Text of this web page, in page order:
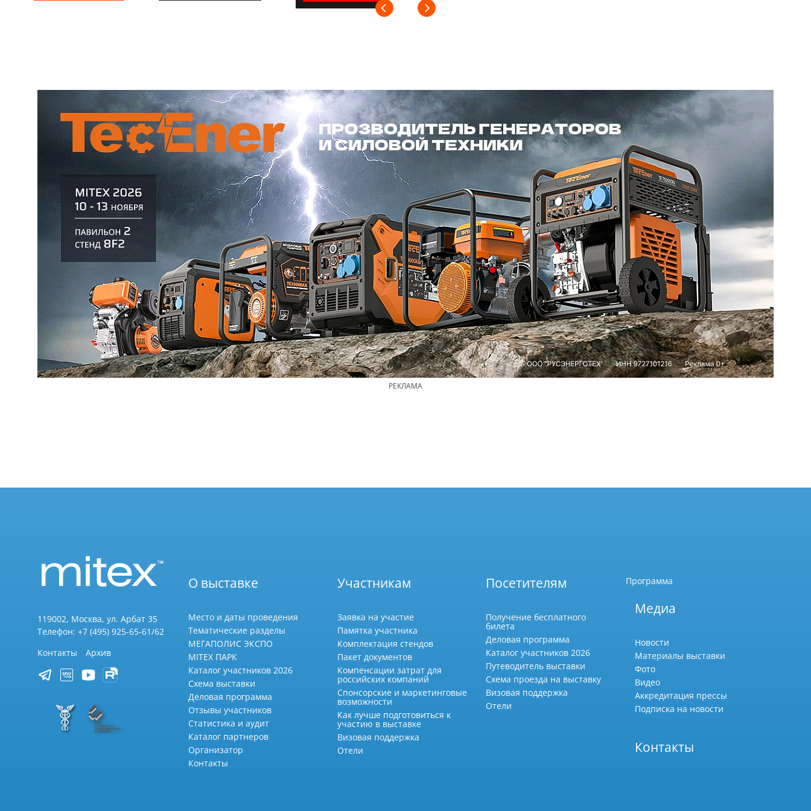
РЕКЛАМА
119002, Москва, ул. Арбат 35
Телефон: +7 (495) 925-65-61/62
Контакты
Архив
О выставке
Место и даты проведения
Тематические разделы
МЕГАПОЛИС ЭКСПО
MITEX ПАРК
Каталог участников 2026
Схема выставки
Деловая программа
Отзывы участников
Статистика и аудит
Каталог партнеров
Организатор
Контакты
Участникам
Заявка на участие
Памятка участника
Комплектация стендов
Пакет документов
Компенсации затрат для
российских компаний
Спонсорские и маркетинговые
возможности
Как лучше подготовиться к
участию в выставке
Визовая поддержка
Отели
Посетителям
Получение бесплатного
билета
Деловая программа
Каталог участников 2026
Путеводитель выставки
Схема проезда на выставку
Визовая поддержка
Отели
Программа
Медиа
Новости
Материалы выставки
Фото
Видео
Аккредитация прессы
Подписка на новости
Контакты